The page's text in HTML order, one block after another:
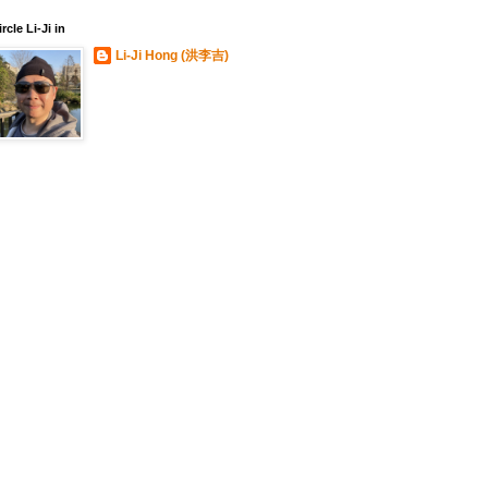
Li-Ji in
Li-Ji Hong (洪李吉)